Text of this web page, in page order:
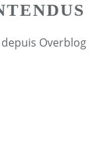
Overblog